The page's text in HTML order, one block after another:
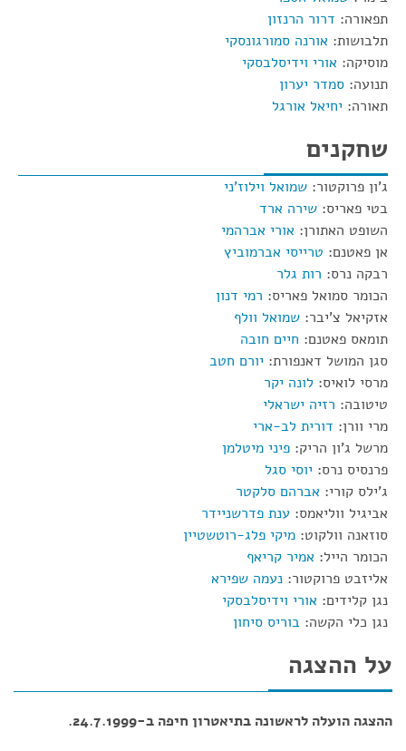
תפאורה: דרור הרנזון
תלבושות: אורנה סמורגונסקי
מוסיקה: אורי וידיסלבסקי
תנועה: סמדר יערון
תאורה: יחיאל אורגל
שחקנים
ג'ון פרוקטור: שמואל וילוז'ני
בטי פאריס: שירה ארד
השופט האתורן: אורי אברהמי
אן פאטנם: טרייסי אברמוביץ
רבקה נרס: רות גלר
הכומר סמואל פאריס: רמי דנון
אזקיאל צ'יבר: שמואל וולף
תומאס פאטנם: חיים חובה
סגן המושל דאנפורת: יורם חטב
מרסי לואיס: לונה יקר
טיטובה: רזיה ישראלי
מרי וורן: דורית לב-ארי
מרשל ג'ון הריק: פיני מיטלמן
פרנסיס נרס: יוסי סגל
ג'ילס קורי: אברהם סלקטר
אביגיל ווליאמס: ענת פדרשניידר
סוזאנה וולקוט: מיקי פלג-רוטשטיין
הכומר הייל: אמיר קריאף
אליזבט פרוקטור: נעמה שפירא
נגן קלידים: אורי וידיסלבסקי
נגן כלי הקשה: בוריס סיחון
על ההצגה
ההצגה הועלה לראשונה בתיאטרון חיפה ב-24.7.1999.